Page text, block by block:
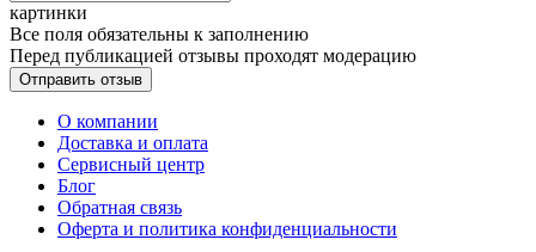
картинки
Все поля обязательны к заполнению
Перед публикацией отзывы проходят модерацию
О компании
Доставка и оплата
Сервисный центр
Блог
Обратная связь
Оферта и политика конфиденциальности